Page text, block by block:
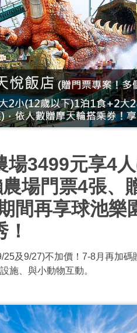
場3499元享4
場門票4張、
間再享球池樂
25及9/27)不加價！7-8月再加
施、與小動物互動。